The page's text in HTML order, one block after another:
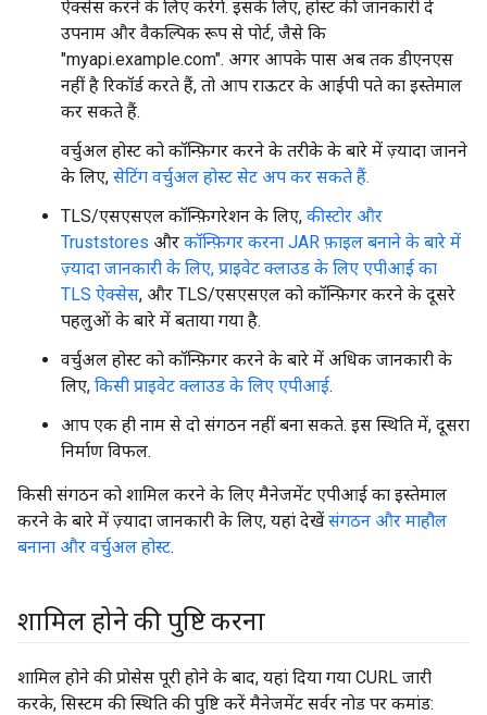
ऐक्सेस करने के लिए करेंगे. इसके लिए, होस्ट की जानकारी दें
उपनाम और वैकल्पिक रूप से पोर्ट, जैसे कि
"myapi.example.com". अगर आपके पास अब तक डीएनएस
नहीं है रिकॉर्ड करते हैं, तो आप राऊटर के आईपी पते का इस्तेमाल
कर सकते हैं.
वर्चुअल होस्ट को कॉन्फ़िगर करने के तरीके के बारे में ज़्यादा जानने
के लिए, सेटिंग वर्चुअल होस्ट सेट अप कर सकते हैं.
TLS/एसएसएल कॉन्फ़िगरेशन के लिए, कीस्टोर और
Truststores और कॉन्फ़िगर करना JAR फ़ाइल बनाने के बारे में
ज़्यादा जानकारी के लिए, प्राइवेट क्लाउड के लिए एपीआई का
TLS ऐक्सेस, और TLS/एसएसएल को कॉन्फ़िगर करने के दूसरे
पहलुओं के बारे में बताया गया है.
वर्चुअल होस्ट को कॉन्फ़िगर करने के बारे में अधिक जानकारी के
लिए, किसी प्राइवेट क्लाउड के लिए एपीआई.
आप एक ही नाम से दो संगठन नहीं बना सकते. इस स्थिति में, दूसरा
निर्माण विफल.
किसी संगठन को शामिल करने के लिए मैनेजमेंट एपीआई का इस्तेमाल
करने के बारे में ज़्यादा जानकारी के लिए, यहां देखेंसंगठन और माहौल
बनाना और वर्चुअल होस्ट.
शामिल होने की पुष्टि करना
शामिल होने की प्रोसेस पूरी होने के बाद, यहां दिया गया CURL जारी
करके, सिस्टम की स्थिति की पुष्टि करें मैनेजमेंट सर्वर नोड पर कमांड: